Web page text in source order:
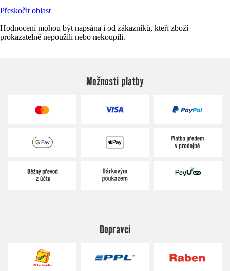
Přeskočit oblast
Hodnocení mohou být napsána i od zákazníků, kteří zboží
prokazatelně nepoužili nebo nekoupili.
Možnosti platby
Dopravci